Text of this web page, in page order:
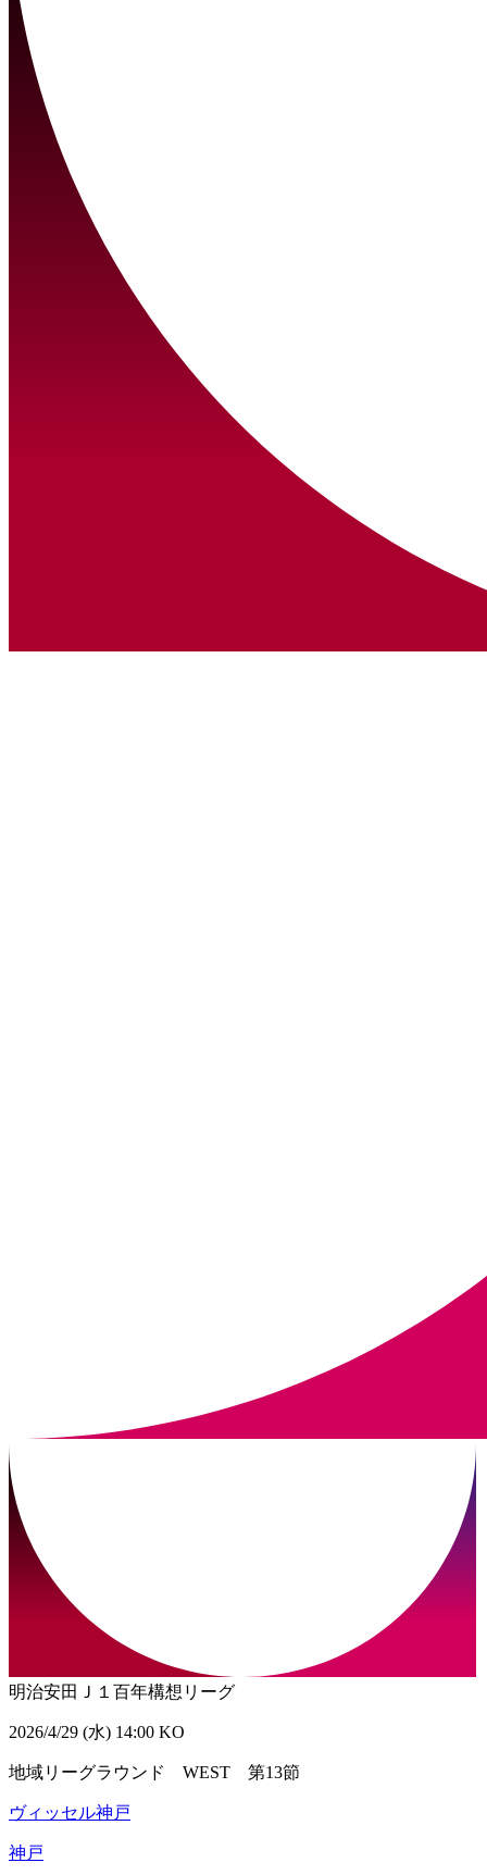
明治安田Ｊ１百年構想リーグ
2026/4/29 (水) 14:00 KO
地域リーグラウンド WEST 第13節
ヴィッセル神戸
神戸